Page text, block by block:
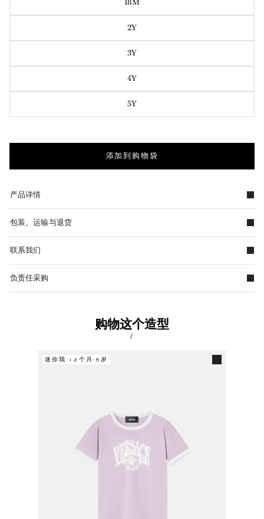
18M
2Y
3Y
4Y
5Y
添加到购物袋
产品详情
包装、运输与退货
联系我们
负责任采购
购物这个造型
/
迷你我 12个月-5岁